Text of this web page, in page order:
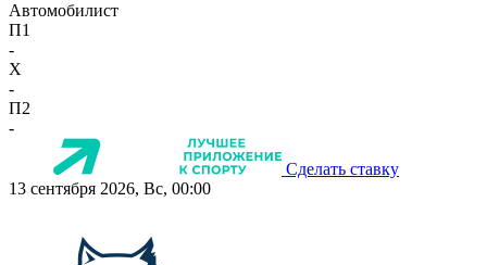
Автомобилист
П1
-
X
-
П2
-
Сделать ставку
13 сентября 2026, Вс, 00:00